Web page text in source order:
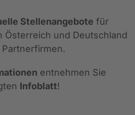
Stellenangebote für
Österreich und Deutschland
entnehmen Sie
Infoblatt!